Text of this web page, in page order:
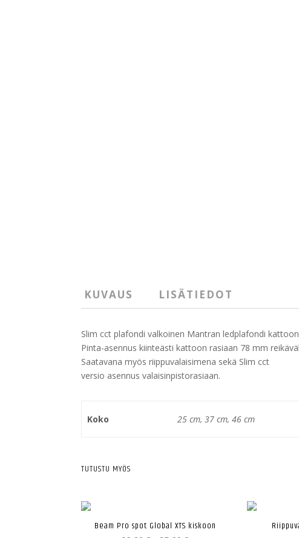
KUVAUS LISÄTIEDOT
Slim cct plafondi valkoinen Mantran ledplafondi
Pinta-asennus kiinteästi kattoon rasiaan 78 mm
Saatavana myös riippuvalaisimena sekä Slim cct
versio asennus valaisinpistorasiaan.
Koko 25 cm, 37 cm, 46 cm
TUTUSTU MYÖS
Beam Pro spot Global XTS kiskoon